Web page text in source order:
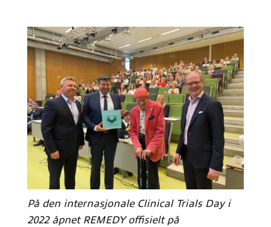
På den internasjonale Clinical Trials Day i
2022 åpnet REMEDY offisielt på